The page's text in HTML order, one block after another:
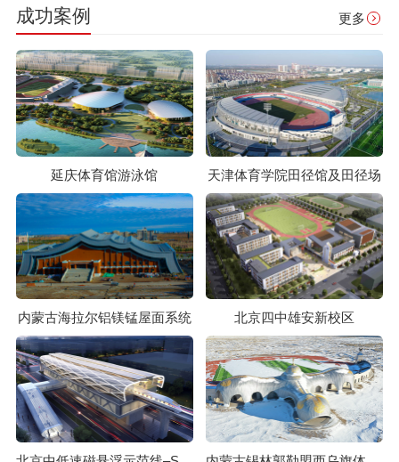
成功案例 更多
延庆体育馆游泳馆 天津体育学院田径馆及田径场
内蒙古海拉尔铝镁锰屋面系统 北京四中雄安新校区